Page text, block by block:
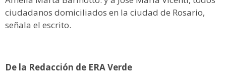
ciudadanos domiciliados en la ciudad de Rosario,
señala el escrito.
De la Redacción de ERA Verde